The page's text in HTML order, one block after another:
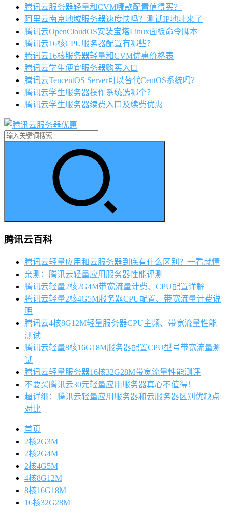
腾讯云服务器轻量和CVM哪款配置值得买？
阿里云南京地域服务器速度快吗？测试IP地址来了
腾讯云OpenCloudOS安装宝塔Linux面板命令脚本
腾讯云16核CPU服务器配置有哪些？
腾讯云16核服务器轻量和CVM优惠价格表
腾讯云学生便宜服务器购买入口
腾讯云TencentOS Server可以替代CentOS系统吗？
腾讯云学生服务器操作系统选哪个？
腾讯云学生服务器续费入口及续费优惠
腾讯云百科
腾讯云轻量应用和云服务器到底有什么区别？一看就懂
亲测：腾讯云轻量应用服务器性能评测
腾讯云轻量2核2G4M带宽流量计费、CPU配置详解
腾讯云轻量2核4G5M服务器CPU配置、带宽流量计费说
明
腾讯云4核8G12M轻量服务器CPU主频、带宽流量性能
测试
腾讯云轻量8核16G18M服务器配置CPU型号带宽流量测
试
腾讯云轻量服务器16核32G28M带宽流量性能测评
不要买腾讯云30元轻量应用服务器真心不值得！
超详细：腾讯云轻量应用服务器和云服务器区别优缺点
对比
首页
2核2G3M
2核2G4M
2核4G5M
4核8G12M
8核16G18M
16核32G28M